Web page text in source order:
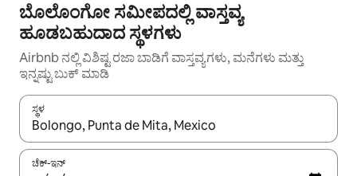
ಬೊಲೊಂಗೋ ಸಮೀಪದಲ್ಲಿ ವಾಸ್ತವ್ಯ
ಹೂಡಬಹುದಾದ ಸ್ಥಳಗಳು
Airbnb ನಲ್ಲಿ ವಿಶಿಷ್ಟ ರಜಾ ಬಾಡಿಗೆ ವಾಸ್ತವ್ಯಗಳು, ಮನೆಗಳು ಮತ್ತು
ಇನ್ನಷ್ಟು ಬುಕ್ ಮಾಡಿ
ಸ್ಥಳ
ಫಲಿತಾಂಶಗಳು ಲಭ್ಯವಿರುವಾಗ, ಅಪ್ ಮತ್ತು ಡೌನ್ ಬಾಣದ ಕೀಲಿಗಳೊಂದಿಗೆ
ಚೆಕ್-ಇನ್